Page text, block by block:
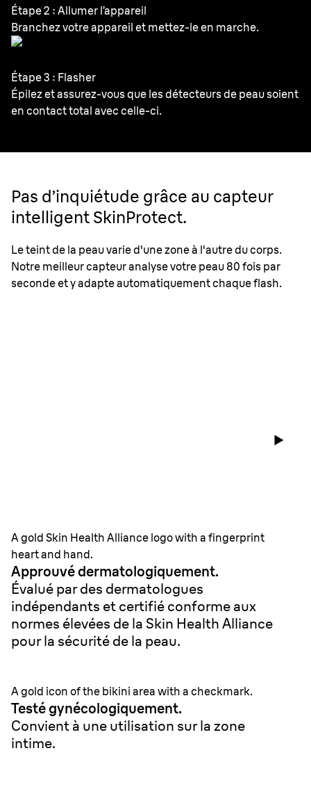
Étape 2 : Allumer l’appareil
Branchez votre appareil et mettez-le en marche.
Étape 3 : Flasher
Épilez et assurez-vous que les détecteurs de peau soient
en contacttotal avec celle-ci.
Pas d’inquiétude grâce au capteur
intelligent SkinProtect.
Le teint de la peau varie d'une zone à l'autre du corps.
Notre meilleur capteur analyse votre peau 80 fois par
seconde et y adapte automatiquement chaque flash.
A gold Skin Health Alliance logo with a fingerprint
heart and hand.
Approuvé dermatologiquement.
Évalué par des dermatologues
indépendants et certifié conforme aux
normes élevées de la Skin Health Alliance
pour la sécurité de la peau.
A gold icon of the bikini area with a checkmark.
Testé gynécologiquement.
Convient à une utilisation sur la zone
intime.